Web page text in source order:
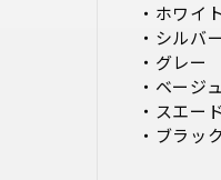
・ホワイト
・シルバー
・グレー
・ベージュ
・スエー
・ブラック